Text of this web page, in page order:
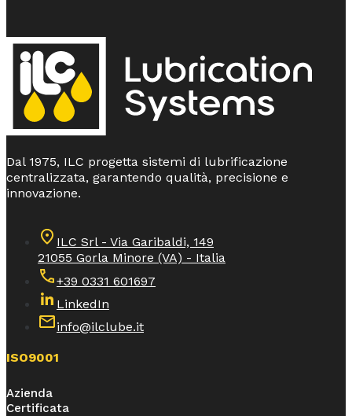
Dal 1975, ILC progetta sistemi di lubrificazione
centralizzata, garantendo qualità, precisione e
innovazione.
ILC Srl - Via Garibaldi, 149
21055 Gorla Minore (VA) - Italia
+39 0331 601697
LinkedIn
info@ilclube.it
ISO9001
Azienda
Certificata